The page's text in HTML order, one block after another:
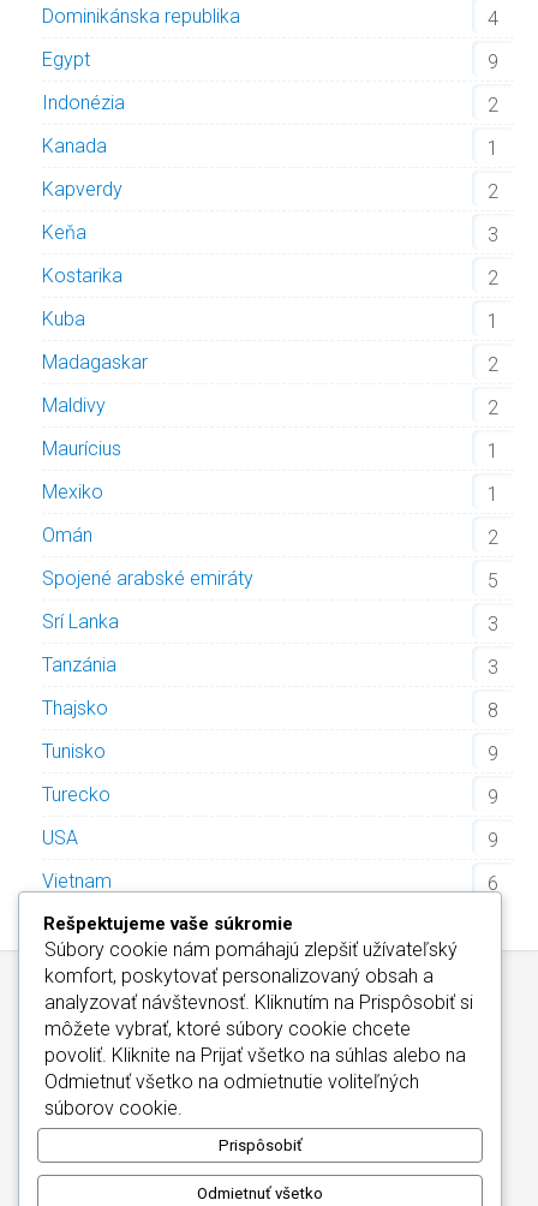
Dominikánska republika
4
Egypt
9
Indonézia
2
Kanada
1
Kapverdy
2
Keňa
3
Kostarika
2
Kuba
1
Madagaskar
2
Maldivy
2
Maurícius
1
Mexiko
1
Omán
2
Spojené arabské emiráty
5
Srí Lanka
3
Tanzánia
3
Thajsko
8
Tunisko
9
Turecko
9
USA
9
Vietnam
6
Wellness Hotely Slovensko/Informácie o Cookies
Kontakt
Copyright © 2026
Rešpektujeme vaše súkromie
Súbory cookie nám pomáhajú zlepšiť užívateľský
komfort, poskytovať personalizovaný obsah a
analyzovať návštevnosť. Kliknutím na Prispôsobiť si
môžete vybrať, ktoré súbory cookie chcete
povoliť. Kliknite na Prijať všetko na súhlas alebo na
Odmietnuť všetko na odmietnutie voliteľných
súborov cookie.
Prispôsobiť
Odmietnuť všetko